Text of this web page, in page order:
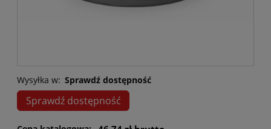
Wysyłka w: Sprawdź dostępność
Sprawdź dostępność